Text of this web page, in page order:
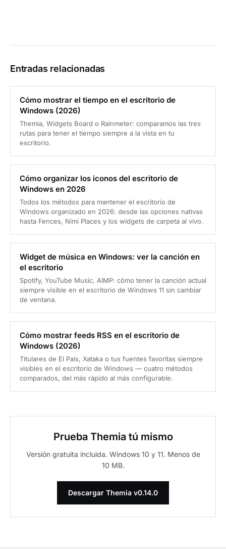
Entradas relacionadas
Cómo mostrar el tiempo en el escritorio de
Windows (2026)
Themia, Widgets Board o Rainmeter: comparamos las tres
rutas para tener el tiempo siempre a la vista en tu
escritorio.
Cómo organizar los iconos del escritorio de
Windows en 2026
Todos los métodos para mantener el escritorio de
Windows organizado en 2026: desde las opciones nativas
hasta Fences, Nimi Places y los widgets de carpeta al vivo.
Widget de música en Windows: ver la canción en
el escritorio
Spotify, YouTube Music, AIMP: cómo tener la canción actual
siempre visible en el escritorio de Windows 11 sin cambiar
de ventana.
Cómo mostrar feeds RSS en el escritorio de
Windows (2026)
Titulares de El País, Xataka o tus fuentes favoritas siempre
visibles en el escritorio de Windows — cuatro métodos
comparados, del más rápido al más configurable.
Prueba Themia tú mismo
Versión gratuita incluida. Windows 10 y 11. Menos de
10 MB.
Descargar Themia v0.14.0